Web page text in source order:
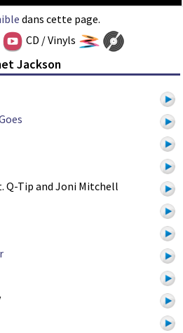
dans cette page.
CD / Vinyls
Jackson
Q-Tip and Joni Mitchell